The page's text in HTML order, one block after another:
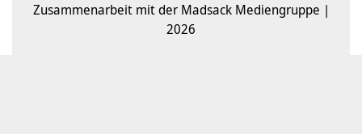
Zusammenarbeit mit der Madsack Mediengruppe |
2026